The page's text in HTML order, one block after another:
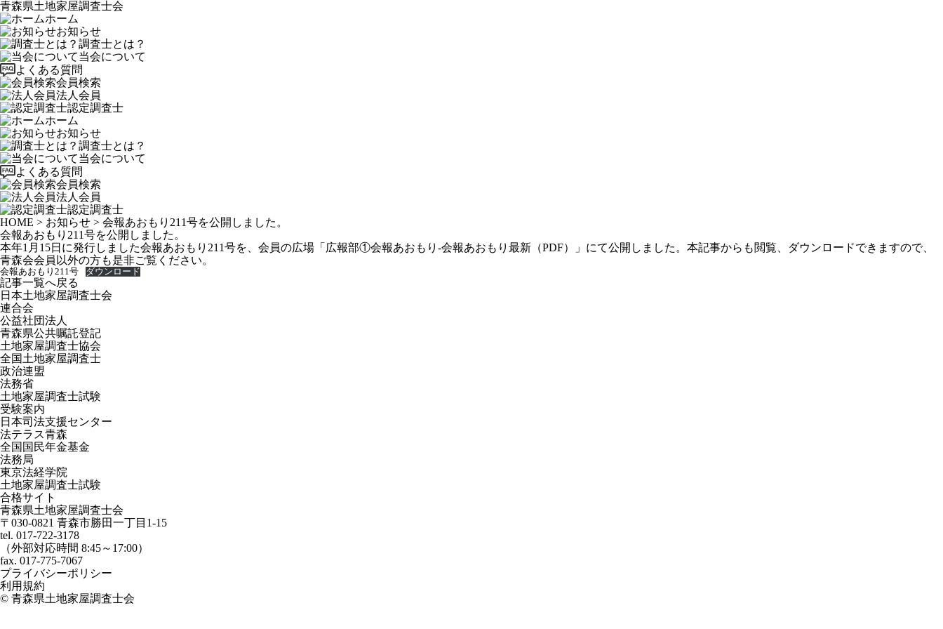
青森県土地家屋調査士会
ホーム
お知らせ
調査士とは？
当会について
よくある質問
会員検索
法人会員
認定調査士
ホーム
お知らせ
調査士とは？
当会について
よくある質問
会員検索
法人会員
認定調査士
HOME > お知らせ > 会報あおもり211号を公開しました。
会報あおもり211号を公開しました。
本年1月15日に発行しました会報あおもり211号を、会員の広場「広報部①会報あおもり-会報あおもり最新（PDF）」にて公開しました。本記事からも閲覧、ダウンロードできますので、
青森会会員以外の方も是非ご覧ください。
会報あおもり211号 ダウンロード
記事一覧へ戻る
日本土地家屋調査士会
連合会
公益社団法人
青森県公共嘱託登記
土地家屋調査士協会
全国土地家屋調査士
政治連盟
法務省
土地家屋調査士試験
受験案内
日本司法支援センター
法テラス青森
全国国民年金基金
法務局
東京法経学院
土地家屋調査士試験
合格サイト
青森県土地家屋調査士会
〒030-0821 青森市勝田一丁目1-15
tel. 017-722-3178
（外部対応時間 8:45～17:00）
fax. 017-775-7067
プライバシーポリシー
利用規約
© 青森県土地家屋調査士会